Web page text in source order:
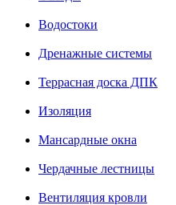
Водостоки
Дренажные системы
Террасная доска ДПК
Изоляция
Мансардные окна
Чердачные лестницы
Вентиляция кровли